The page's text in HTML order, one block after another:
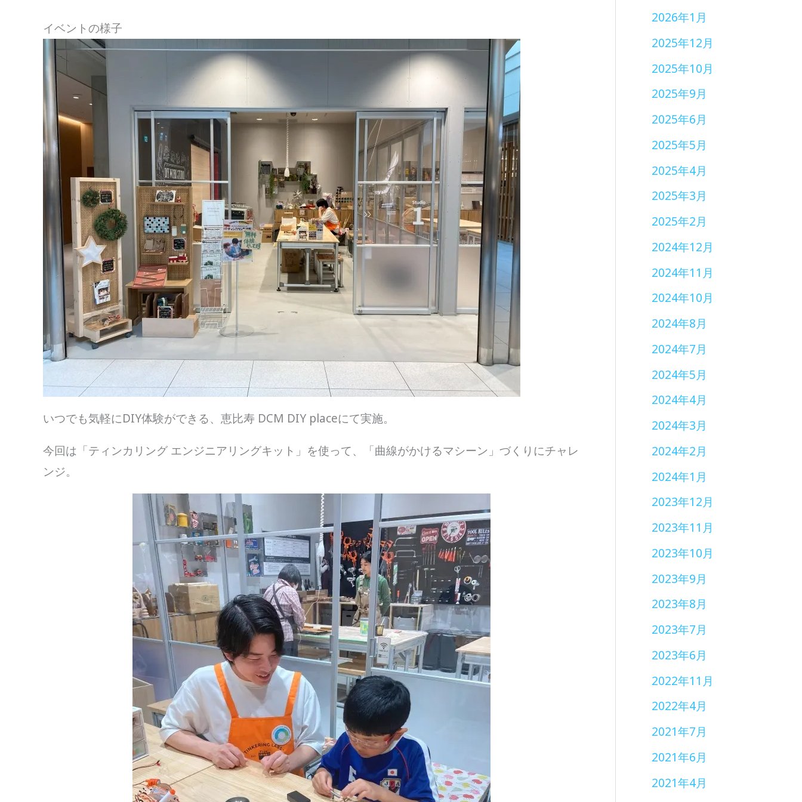
イベントの様子
いつでも気軽にDIY体験ができる、恵比寿 DCM DIY placeにて実施。
今回は「ティンカリング エンジニアリングキット」を使って、「曲線がかけるマシーン」づくりにチャレ
ンジ。
2026年1月
2025年12月
2025年10月
2025年9月
2025年6月
2025年5月
2025年4月
2025年3月
2025年2月
2024年12月
2024年11月
2024年10月
2024年8月
2024年7月
2024年5月
2024年4月
2024年3月
2024年2月
2024年1月
2023年12月
2023年11月
2023年10月
2023年9月
2023年8月
2023年7月
2023年6月
2022年11月
2022年4月
2021年7月
2021年6月
2021年4月